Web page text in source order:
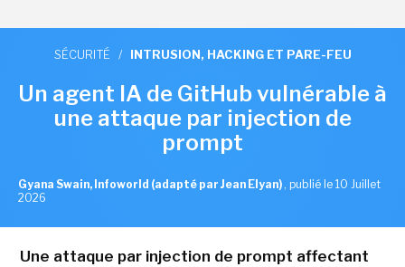
SÉCURITÉ / INTRUSION, HACKING ET PARE-FEU
Un agent IA de GitHub vulnérable à
une attaque par injection de
prompt
Gyana Swain, Infoworld (adapté par Jean Elyan) , publié le 10 Juillet
2026
Une attaque par injection de prompt affectant